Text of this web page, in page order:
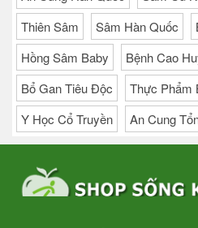
Công Dụng Của Lựu
Mất Ngủ
Lão Hóa Da
Công Dụng Đông
Bảo Vệ Gan
Bệnh Tiểu Đường
An Cung Hàn Quốc
Sâm Củ
Thiên Sâm
Sâm Hàn Quốc
Hồng Sâm Baby
Bệnh Cao